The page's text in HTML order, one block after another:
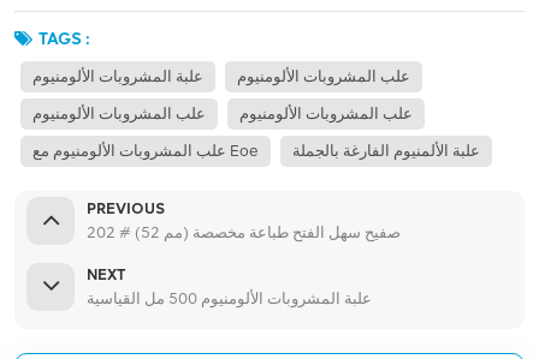
TAGS :
علبة المشروبات الألومنيوم علب المشروبات الألومنيوم
علب المشروبات الألومنيوم علب المشروبات الألومنيوم
علب المشروبات الألومنيوم مع Eoe علبة الألمنيوم الفارغة بالجملة
PREVIOUS
202 # (52 مم) صفيح سهل الفتح طباعة مخصصة
NEXT
علبة المشروبات الألومنيوم 500 مل القياسية